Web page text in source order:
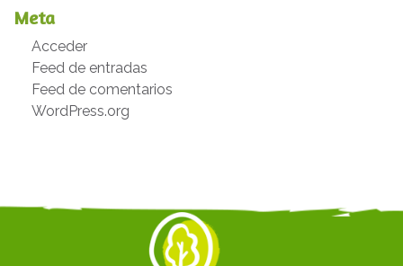
Meta
Acceder
Feed de entradas
Feed de comentarios
WordPress.org